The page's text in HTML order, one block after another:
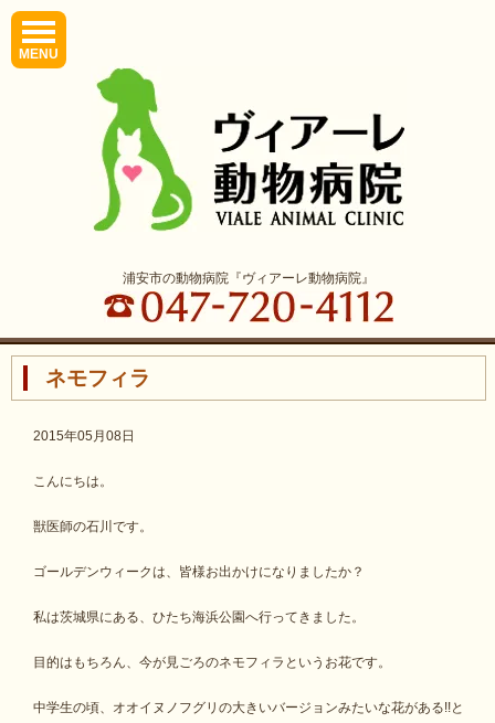
MENU
浦安市の動物病院『ヴィアーレ動物病院』
ネモフィラ
2015年05月08日
こんにちは。
獣医師の石川です。
ゴールデンウィークは、皆様お出かけになりましたか？
私は茨城県にある、ひたち海浜公園へ行ってきました。
目的はもちろん、今が見ごろのネモフィラというお花です。
中学生の頃、オオイヌノフグリの大きいバージョンみたいな花がある!!と